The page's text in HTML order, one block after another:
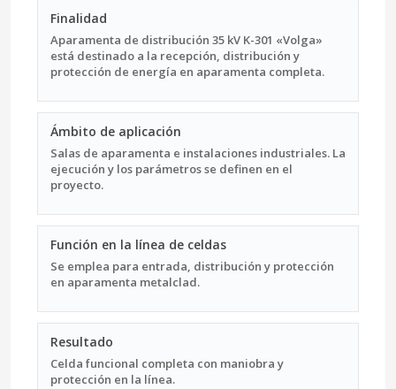
Finalidad
Aparamenta de distribución 35 kV K-301 «Volga»
está destinado a la recepción, distribución y
protección de energía en aparamenta completa.
Ámbito de aplicación
Salas de aparamenta e instalaciones industriales. La
ejecución y los parámetros se definen en el
proyecto.
Función en la línea de celdas
Se emplea para entrada, distribución y protección
en aparamenta metalclad.
Resultado
Celda funcional completa con maniobra y
protección en la línea.